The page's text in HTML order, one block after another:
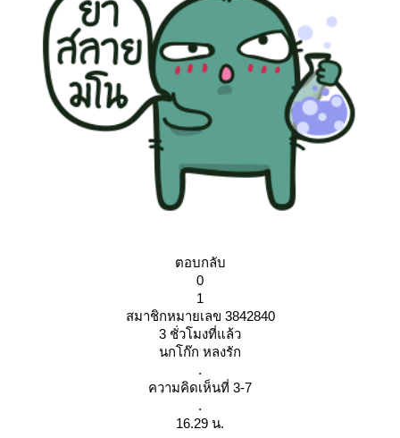
ตอบกลับ
0
1
สมาชิกหมายเลข 3842840
3 ชั่วโมงที่แล้ว
นกโก๊ก หลงรัก
.
ความคิดเห็นที่ 3-7
.
16.29 น.